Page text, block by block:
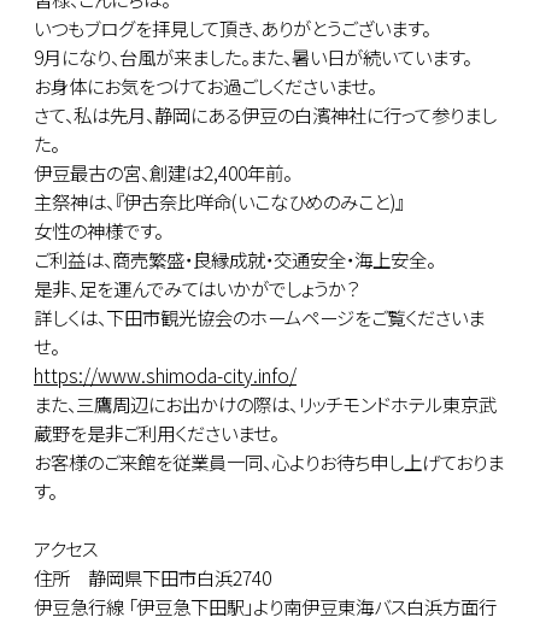
いつもブログを拝見して頂き、ありがとうございます。
9月になり、台風が来ました。また、暑い日が続いています。
お身体にお気をつけてお過ごしくださいませ。
さて、私は先月、静岡にある伊豆の白濱神社に行って参りまし
た。
伊豆最古の宮、創建は2,400年前。
主祭神は、『伊古奈比咩命(いこなひめのみこと)』
女性の神様です。
ご利益は、商売繁盛・良縁成就・交通安全・海上安全。
是非、足を運んでみてはいかがでしょうか？
詳しくは、下田市観光協会のホームページをご覧くださいま
せ。
https://www.shimoda-city.info/
また、三鷹周辺にお出かけの際は、リッチモンドホテル東京武
蔵野を是非ご利用くださいませ。
お客様のご来館を従業員一同、心よりお待ち申し上げておりま
す。
アクセス
住所 静岡県下田市白浜2740
伊豆急行線 「伊豆急下田駅」より南伊豆東海バス白浜方面行